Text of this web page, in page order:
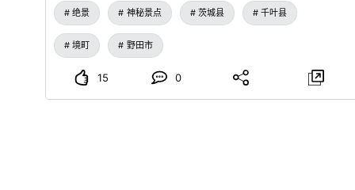
绝景 神秘景点 茨城县 千叶县
境町 野田市
15 0